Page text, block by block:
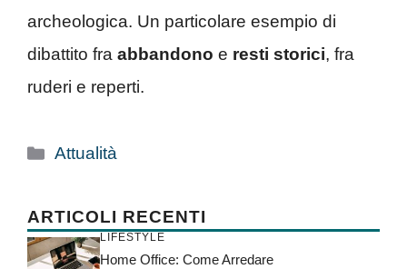
archeologica. Un particolare esempio di
dibattito fra abbandono e resti storici, fra
ruderi e reperti.
Categorie
Attualità
ARTICOLI RECENTI
LIFESTYLE
Home Office: Come Arredare